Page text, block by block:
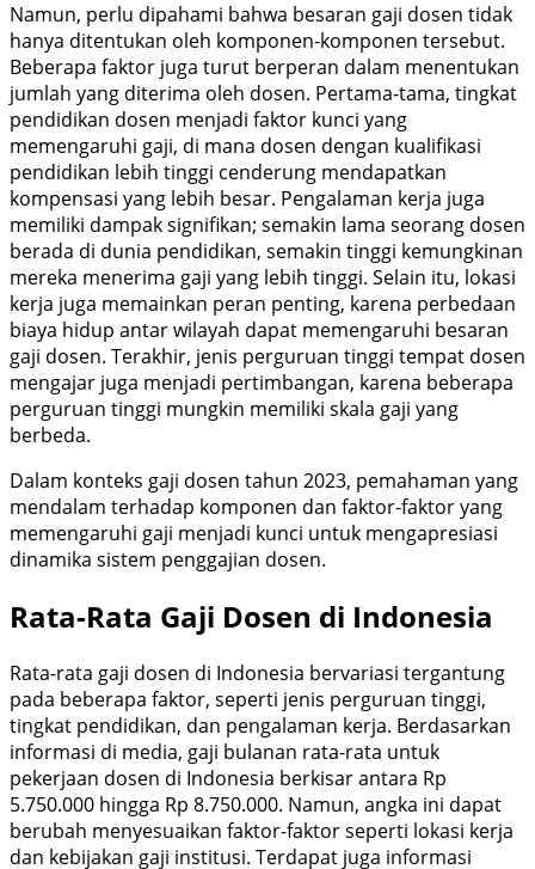
Namun, perlu dipahami bahwa besaran gaji dosen tidak
hanya ditentukan oleh komponen-komponen tersebut.
Beberapa faktor juga turut berperan dalam menentukan
jumlah yang diterima oleh dosen. Pertama-tama, tingkat
pendidikan dosen menjadi faktor kunci yang
memengaruhi gaji, di mana dosen dengan kualifikasi
pendidikan lebih tinggi cenderung mendapatkan
kompensasi yang lebih besar. Pengalaman kerja juga
memiliki dampak signifikan; semakin lama seorang dosen
berada di dunia pendidikan, semakin tinggi kemungkinan
mereka menerima gaji yang lebih tinggi. Selain itu, lokasi
kerja juga memainkan peran penting, karena perbedaan
biaya hidup antar wilayah dapat memengaruhi besaran
gaji dosen. Terakhir, jenis perguruan tinggi tempat dosen
mengajar juga menjadi pertimbangan, karena beberapa
perguruan tinggi mungkin memiliki skala gaji yang
berbeda.
Dalam konteks gaji dosen tahun 2023, pemahaman yang
mendalam terhadap komponen dan faktor-faktor yang
memengaruhi gaji menjadi kunci untuk mengapresiasi
dinamika sistem penggajian dosen.
Rata-Rata Gaji Dosen di Indonesia
Rata-rata gaji dosen di Indonesia bervariasi tergantung
pada beberapa faktor, seperti jenis perguruan tinggi,
tingkat pendidikan, dan pengalaman kerja. Berdasarkan
informasi di media, gaji bulanan rata-rata untuk
pekerjaan dosen di Indonesia berkisar antara Rp
5.750.000 hingga Rp 8.750.000. Namun, angka ini dapat
berubah menyesuaikan faktor-faktor seperti lokasi kerja
dan kebijakan gaji institusi. Terdapat juga informasi